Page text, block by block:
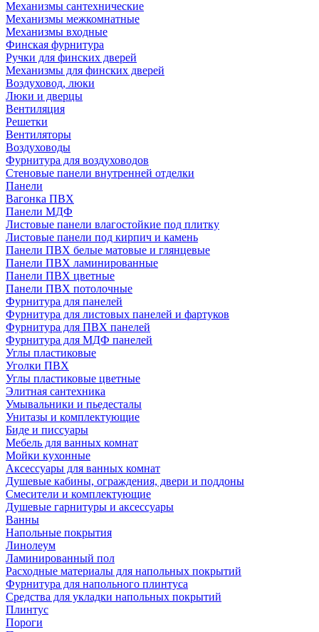
Механизмы сантехнические
Механизмы межкомнатные
Механизмы входные
Финская фурнитура
Ручки для финских дверей
Механизмы для финских дверей
Воздуховод, люки
Люки и дверцы
Вентиляция
Решетки
Вентиляторы
Воздуховоды
Фурнитура для воздуховодов
Стеновые панели внутренней отделки
Панели
Вагонка ПВХ
Панели МДФ
Листовые панели влагостойкие под плитку
Листовые панели под кирпич и камень
Панели ПВХ белые матовые и глянцевые
Панели ПВХ ламинированные
Панели ПВХ цветные
Панели ПВХ потолочные
Фурнитура для панелей
Фурнитура для листовых панелей и фартуков
Фурнитура для ПВХ панелей
Фурнитура для МДФ панелей
Углы пластиковые
Уголки ПВХ
Углы пластиковые цветные
Элитная сантехника
Умывальники и пьедесталы
Унитазы и комплектующие
Биде и писсуары
Мебель для ванных комнат
Мойки кухонные
Аксессуары для ванных комнат
Душевые кабины, ограждения, двери и поддоны
Смесители и комплектующие
Душевые гарнитуры и аксессуары
Ванны
Напольные покрытия
Линолеум
Ламинированный пол
Расходные материалы для напольных покрытий
Фурнитура для напольного плинтуса
Средства для укладки напольных покрытий
Плинтус
Пороги